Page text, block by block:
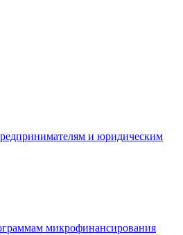
и юридическим
микрофинансирования